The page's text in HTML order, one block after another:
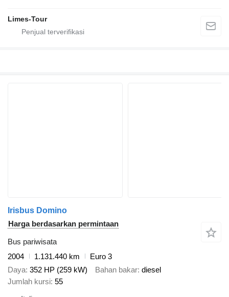
Limes-Tour
Irisbus Domino
Harga berdasarkan permintaan
Bus pariwisata
2004
1.131.440 km
Euro 3
Daya 352 HP (259 kW) Bahan bakar diesel
Jumlah kursi 55